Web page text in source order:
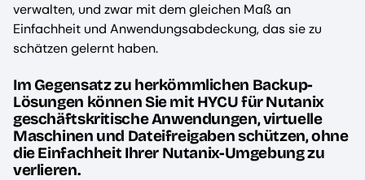
verwalten, und zwar mit dem gleichen Maß an
Einfachheit und Anwendungsabdeckung, das sie zu
schätzen gelernt haben.
Im Gegensatz zu herkömmlichen Backup-
Lösungen können Sie mit HYCU für Nutanix
geschäftskritische Anwendungen, virtuelle
Maschinen und Dateifreigaben schützen, ohne
die Einfachheit Ihrer Nutanix-Umgebung zu
verlieren.